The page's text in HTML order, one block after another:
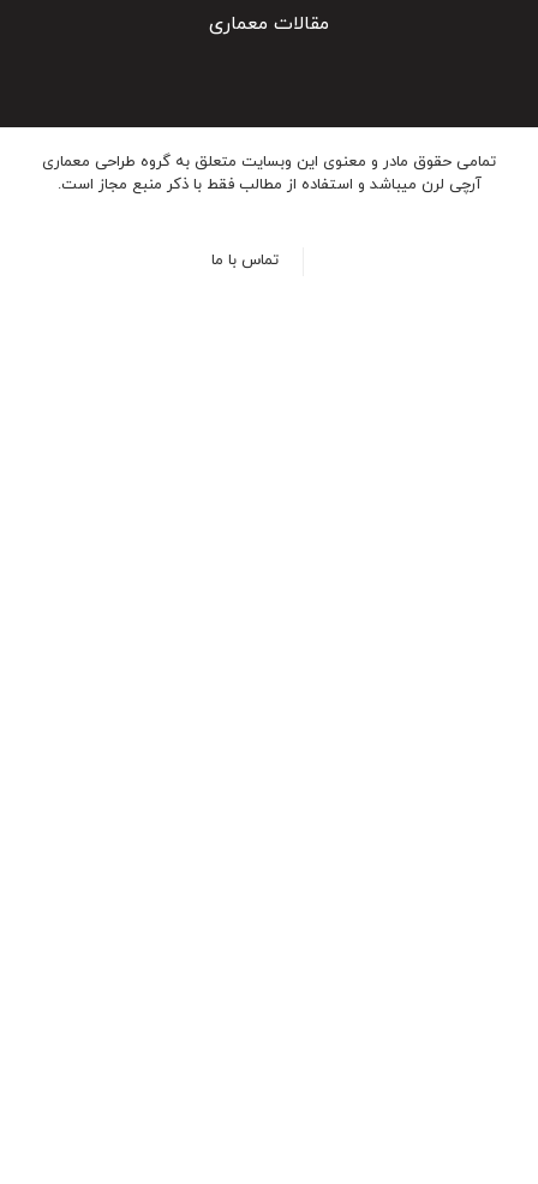
مقالات معماری
تمامی حقوق مادر و معنوی این وبسایت متعلق به گروه طراحی معماری
آرچی لرن میباشد و استفاده از مطالب فقط با ذکر منبع مجاز است.
تماس با ما